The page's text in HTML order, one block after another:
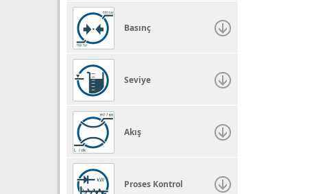
Basınç
Seviye
Akış
Proses Kontrol